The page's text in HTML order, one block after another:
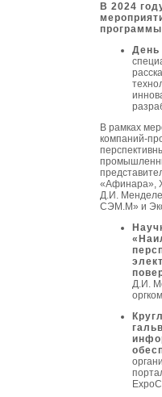
В 2024
День
В рамках
компаний-
«Афинара»,
Д.И.
СЭМ.М» и
Д.И.